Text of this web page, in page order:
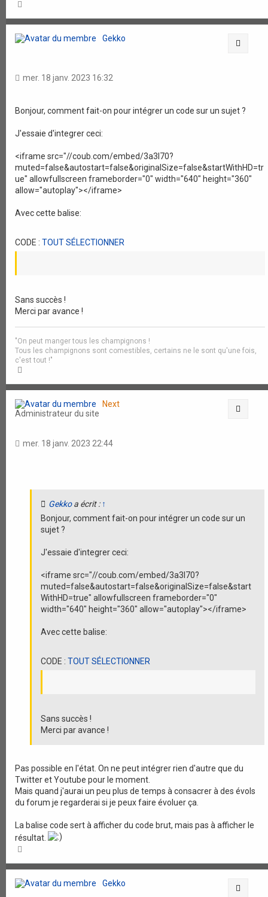
u
Gekko
mer. 18 janv. 2023 16:32
Bonjour, comment fait-on pour intégrer un code sur un sujet ?
J'essaie d'integrer ceci:
<iframe src="//coub.com/embed/3a3l70?
muted=false&autostart=false&originalSize=false&startWithHD=tr
ue" allowfullscreen frameborder="0" width="640" height="360"
allow="autoplay"></iframe>
Avec cette balise:
CODE : TOUT SÉLECTIONNER
Sans succès !
Merci par avance !
"On peut manger tous les champignons !
Tous les champignons sont comestibles, certains ne le sont qu'une fois,
c'est tout !"
u
t
Next
Administrateur du site
mer. 18 janv. 2023 22:44
Gekkoa écrit : ↑
Bonjour, comment fait-on pour intégrer un code sur un
sujet ?
J'essaie d'integrer ceci:
<iframe src="//coub.com/embed/3a3l70?
muted=false&autostart=false&originalSize=false&start
WithHD=true" allowfullscreen frameborder="0"
width="640" height="360" allow="autoplay"></iframe>
Avec cette balise:
CODE : TOUT SÉLECTIONNER
Sans succès !
Merci par avance !
Pas possible en l'état. On ne peut intégrer rien d'autre que du
Twitter et Youtube pour le moment.
Mais quand j'aurai un peu plus de temps à consacrer à des évols
du forum je regarderai si je peux faire évoluer ça.
La balise code sert à afficher du code brut, mais pas à afficher le
résultat.
u
Gekko